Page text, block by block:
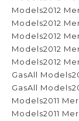
Models2012
Models2012
Models2012
Models2012
Models2012
GasAll
GasAll
Models2011
Models2011